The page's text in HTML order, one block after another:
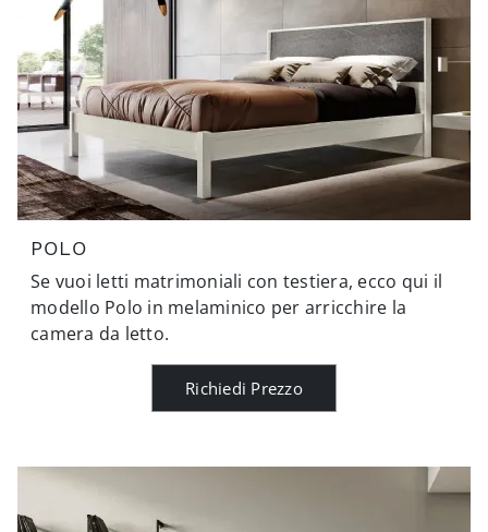
POLO
Se vuoi letti matrimoniali con testiera, ecco qui il
modello Polo in melaminico per arricchire la
camera da letto.
Richiedi Prezzo